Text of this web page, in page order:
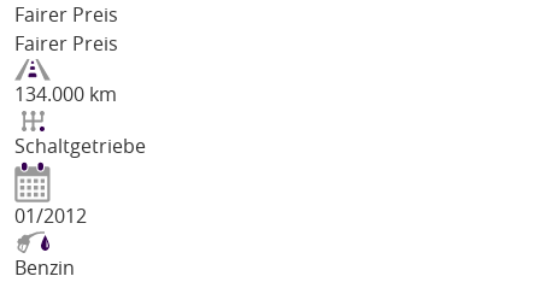
Fairer Preis
Fairer Preis
134.000 km
Schaltgetriebe
01/2012
Benzin